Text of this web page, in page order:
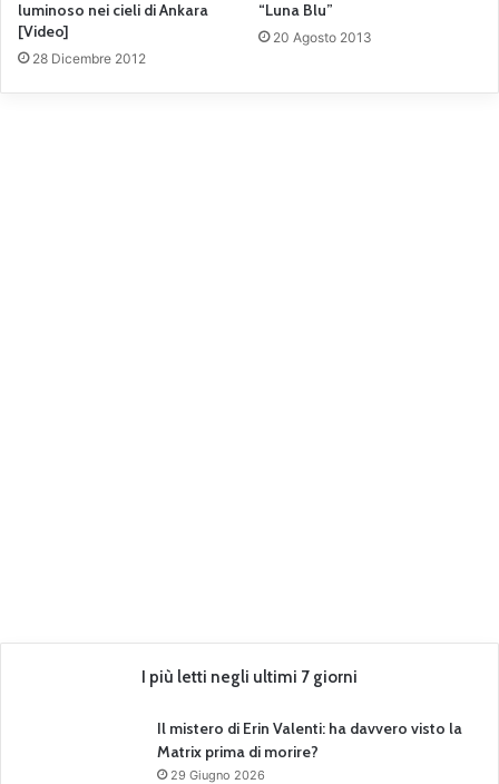
luminoso nei cieli di Ankara
[Video]
28 Dicembre 2012
“Luna Blu”
20 Agosto 2013
I più letti negli ultimi 7 giorni
Il mistero di Erin Valenti: ha davvero visto la
Matrix prima di morire?
29 Giugno 2026